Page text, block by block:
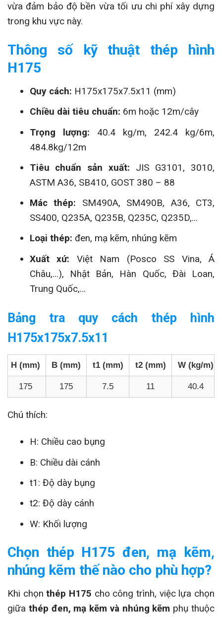
vừa đảm bảo độ bền vừa tối ưu chi phí xây dựng
trong khu vực này.
Thông số kỹ thuật thép hình
H175
Quy cách: H175x175x7.5x11 (mm)
Chiều dài tiêu chuẩn: 6m hoặc 12m/cây
Trọng lượng: 40.4 kg/m, 242.4 kg/6m,
484.8kg/12m
Tiêu chuẩn sản xuất: JIS G3101, 3010,
ASTM A36, SB410, GOST 380 – 88
Mác thép: SM490A, SM490B, A36, CT3,
SS400, Q235A, Q235B, Q235C, Q235D,...
Loại thép: đen, mạ kẽm, nhúng kẽm
Xuất xứ: Việt Nam (Posco SS Vina, Á
Châu,...), Nhật Bản, Hàn Quốc, Đài Loan,
Trung Quốc,…
Bảng tra quy cách thép hình
H175x175x7.5x11
H (mm) B (mm) t1 (mm) t2 (mm) W (kg/m)
175 175 7.5 11 40.4
Chú thích:
H: Chiều cao bụng
B: Chiều dài cánh
t1: Độ dày bụng
t2: Độ dày cánh
W: Khối lượng
Chọn thép H175 đen, mạ kẽm,
nhúng kẽm thế nào cho phù hợp?
Khi chọnthép H175 cho công trình, việc lựa chọn
giữa thép đen, mạ kẽm và nhúng kẽm phụ thuộc